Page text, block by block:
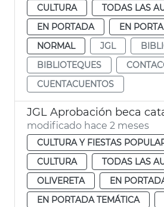
CULTURA
TODAS LAS
EN PORTADA
EN
NORMAL
JGL
BIBLIOTEQUES
CUENTACUENTOS
modificado hace 2 meses
CULTURA Y FIESTAS
CULTURA
TODAS LAS
OLIVERETA
EN
EN PORTADA TEMÁTICA